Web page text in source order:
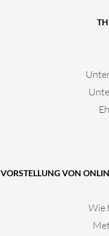
VORSTELLUNG VON
Wie